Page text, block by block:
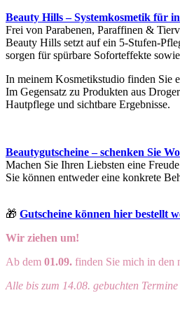
Beauty Hills – Systemkosmetik für
Frei von Parabenen, Paraffinen &
Beauty Hills setzt auf ein 5-Stufen-
sorgen für spürbare Soforteffekte
In meinem Kosmetikstudio finden Sie
Im Gegensatz zu Produkten aus
Hautpflege und sichtbare Ergebnisse.
Beautygutscheine – schenken Sie
Machen Sie Ihren Liebsten eine
Sie können entweder eine konkrete
🎁 Gutscheine können hier bestellt
Wir ziehen um!
Ab dem 01.09. finden Sie mich in den
Alle bis zum 14.08. gebuchten